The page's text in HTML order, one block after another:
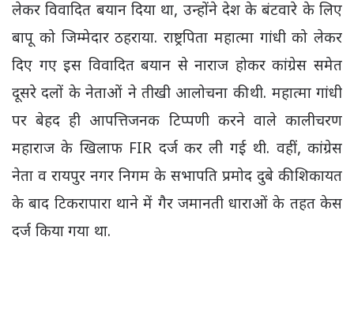
लेकर विवादित बयान दिया था, उन्होंने देश के बंटवारे के लिए
बापू को जिम्मेदार ठहराया. राष्ट्रपिता महात्मा गांधी को लेकर
दिए गए इस विवादित बयान से नाराज होकर कांग्रेस समेत
दूसरे दलों के नेताओं ने तीखी आलोचना की थी. महात्मा गांधी
पर बेहद ही आपत्तिजनक टिप्पणी करने वाले कालीचरण
महाराज के खिलाफ FIR दर्ज कर ली गई थी. वहीं, कांग्रेस
नेता व रायपुर नगर निगम के सभापति प्रमोद दुबे की शिकायत
के बाद टिकरापारा थाने में गैर जमानती धाराओं के तहत केस
दर्ज किया गया था.